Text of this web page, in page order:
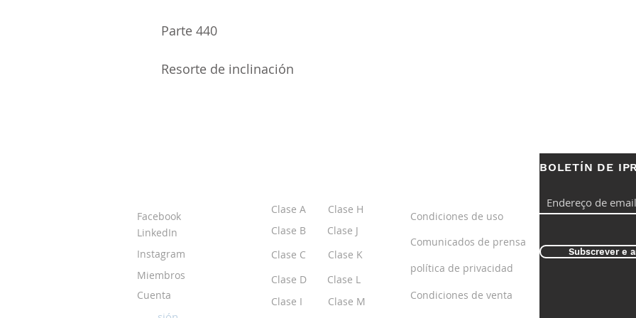
Parte 440
Resorte de inclinación
Facebook
LinkedIn
Instagram
Miembros
Cuenta
Clase A
Clase H
Clase B
Clase J
Clase C
Clase K
Clase D
Clase L
Clase I
Clase M
Condiciones de uso
Comunicados de prensa
política de privacidad
Condiciones de venta
BOLETÍN DE IPR
Subscrever e